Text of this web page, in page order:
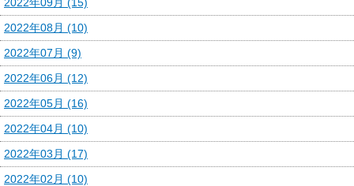
2022年08月 (10)
2022年07月 (9)
2022年06月 (12)
2022年05月 (16)
2022年04月 (10)
2022年03月 (17)
2022年02月 (10)